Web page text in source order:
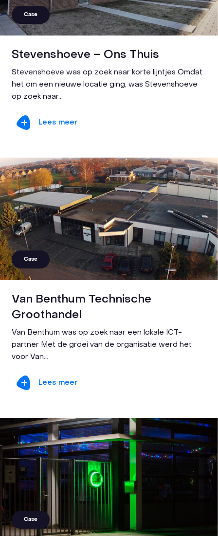
Case
Stevenshoeve – Ons Thuis
Stevenshoeve was op zoek naar korte lijntjes Omdat
het om een nieuwe locatie ging, was Stevenshoeve
op zoek naar...
Lees meer
Case
Van Benthum Technische
Groothandel
Van Benthum was op zoek naar een lokale ICT-
partner Met de groei van de organisatie werd het
voor Van...
Lees meer
Case